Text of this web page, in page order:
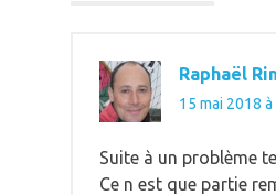
Raphaël
15 mai 2018
Suite à un problème
Ce n est que partie